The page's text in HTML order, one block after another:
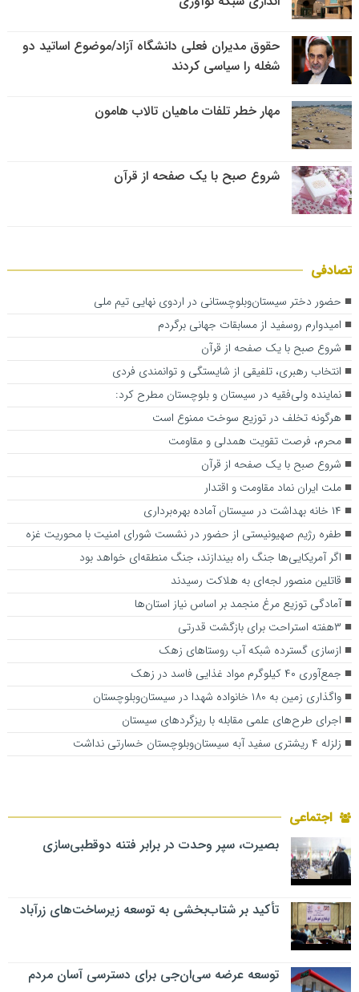
حقوق مدیران فعلی دانشگاه آزاد/موضوع اساتید دو
شغله را سیاسی کردند
مهار خطر تلفات ماهیان تالاب‌ هامون
شروع صبح با یک صفحه از قرآن
تصادفی
حضور دختر سیستان‌وبلوچستانی در اردوی نهایی تیم ملی
امیدوارم روسفید از مسابقات جهانی برگردم
شروع صبح با یک صفحه از قرآن
انتخاب رهبری، تلفیقی از شایستگی و توانمندی فردی
نماینده ولی‌فقیه در سیستان و بلوچستان مطرح کرد:
هرگونه تخلف در توزیع سوخت ممنوع است
محرم، فرصت تقویت همدلی و مقاومت
شروع صبح با یک صفحه از قرآن
ملت ایران نماد مقاومت و اقتدار
۱۴ خانه بهداشت در سیستان آماده بهره‌برداری
طفره رژیم صهیونیستی از حضور در نشست شورای امنیت با محوریت غزه
اگر آمریکایی‌ها جنگ راه بیندازند، جنگ منطقه‌ای خواهد بود
قاتلین منصور لجه‌ای به هلاکت رسیدند
آمادگی توزیع مرغ منجمد بر اساس نیاز استان‌ها
۳هفته استراحت برای بازگشت قدرتی
ازسازی گسترده شبکه آب روستاهای زهک
جمع‌آوری ۴۰ کیلوگرم مواد غذایی فاسد در زهک
واگذاری زمین به ۱۸۰ خانواده شهدا در سیستان‌وبلوچستان
اجرای طرح‌های علمی مقابله با ریزگردهای سیستان
زلزله ۴ ریشتری سفید آبه سیستان‌وبلوچستان خسارتی نداشت
اجتماعی
بصیرت، سپر وحدت در برابر فتنه دوقطبی‌سازی
تأکید بر شتاب‌بخشی به توسعه زیرساخت‌های زرآباد
توسعه عرضه سی‌ان‌جی برای دسترسی آسان مردم